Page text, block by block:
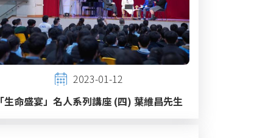
2023-01-12
「生命盛宴」名人系列講座 (四) 葉維昌先生